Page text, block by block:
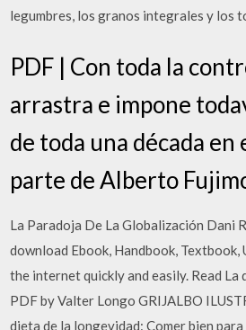
legumbres, los granos integrales y los
PDF | Con toda la
arrastra e impone
de toda una década en
parte de Alberto
La Paradoja De La Globalización Dani
download Ebook, Handbook, Textbook,
the internet quickly and easily. Read La
PDF by Valter Longo GRIJALBO
dieta de la longevidad: Comer bien